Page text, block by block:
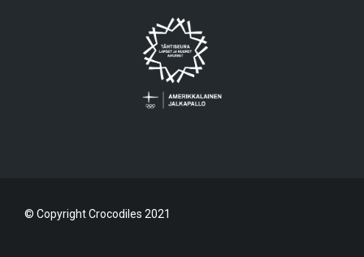
© Copyright Crocodiles 2021